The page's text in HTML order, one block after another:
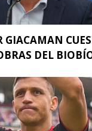
GIACAMAN
DEL